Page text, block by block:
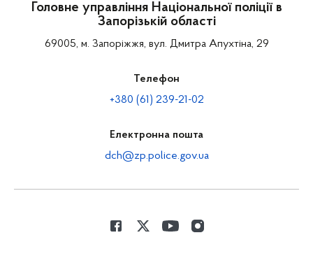
Головне управління Національної поліції в
Запорізькій області
69005, м. Запоріжжя, вул. Дмитра Апухтіна, 29
Телефон
+380 (61) 239-21-02
Електронна пошта
dch@zp.police.gov.ua